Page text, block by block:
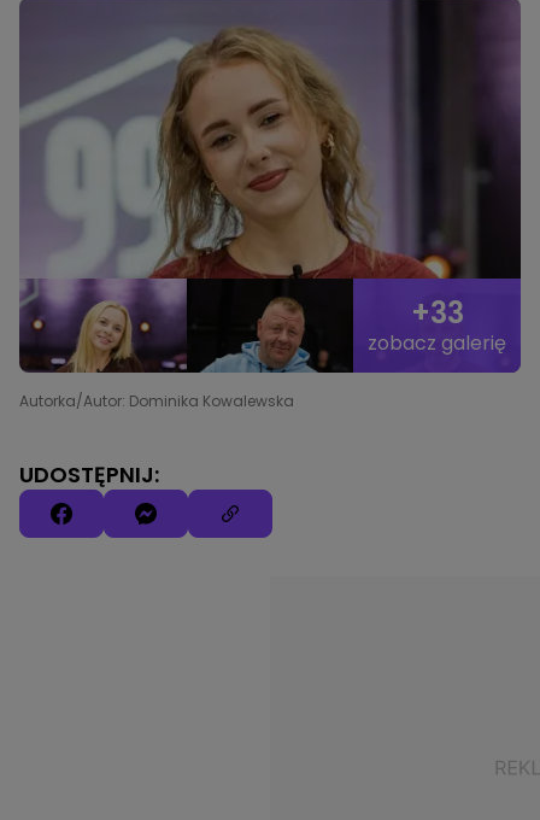
+33
zobacz galerię
Autorka/Autor: Dominika Kowalewska
UDOSTĘPNIJ: